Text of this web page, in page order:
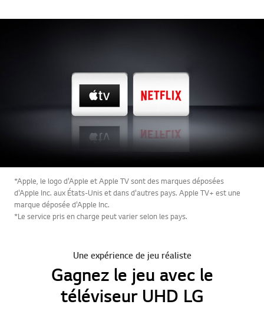
*Apple, le logo d'Apple et Apple TV sont des marques déposées
d'Apple Inc. aux États-Unis et dans d'autres pays. Apple TV+ est une
marque déposée d'Apple Inc.
*Le service pris en charge peut varier selon les pays.
Une expérience de jeu réaliste
Gagnez le jeu avec le
téléviseur UHD LG